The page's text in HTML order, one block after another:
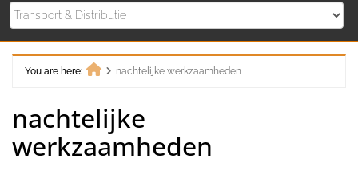
You are here:
nachtelijke werkzaamheden
nachtelijke
werkzaamheden